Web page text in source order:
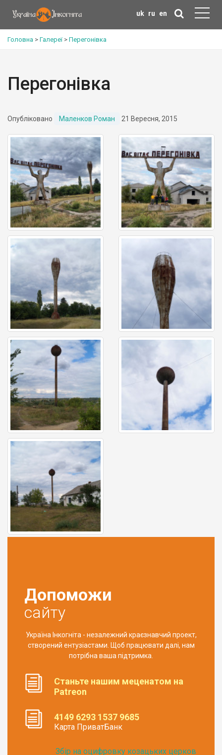
uk ru en
Головна > Галереї> Перегонівка
Перегонівка
Опубліковано Маленков Роман 21 Вересня, 2015
Допоможи
сайту
Україна Інкогніта - незалежний краєзнавчий проект,
створений ентузіастами. Щоб працювати далі, нам
потрібна ваша підтримка.
Станьте нашим меценатом на
Patreon
4149 6293 1537 9685
Карта ПриватБанк
Збір на оцифровку козацьких церков